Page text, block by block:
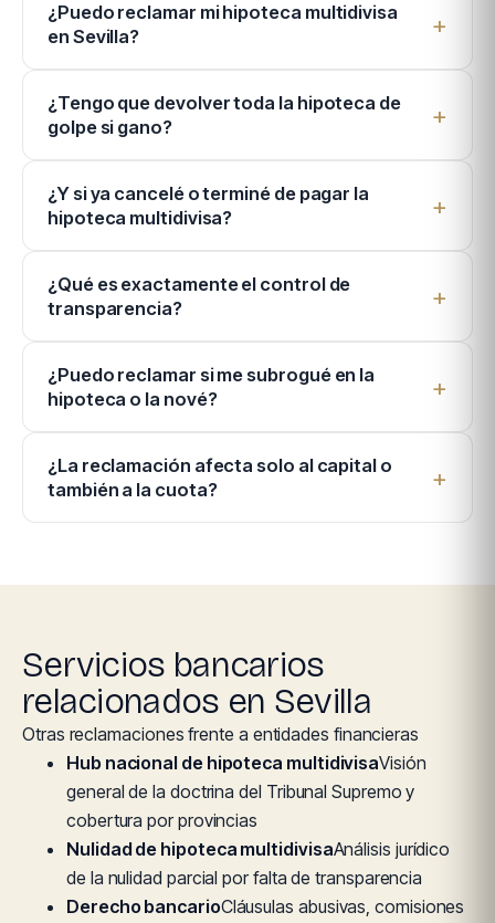
¿Puedo reclamar mi hipoteca multidivisa
en Sevilla?
¿Tengo que devolver toda la hipoteca de
golpe si gano?
¿Y si ya cancelé o terminé de pagar la
hipoteca multidivisa?
¿Qué es exactamente el control de
transparencia?
¿Puedo reclamar si me subrogué en la
hipoteca o la nové?
¿La reclamación afecta solo al capital o
también a la cuota?
Servicios bancarios
relacionados en Sevilla
Otras reclamaciones frente a entidades financieras
Hub nacional de hipoteca multidivisaVisión
general de la doctrina del Tribunal Supremo y
cobertura por provincias
Nulidad de hipoteca multidivisaAnálisis jurídico
de la nulidad parcial por falta de transparencia
Derecho bancarioCláusulas abusivas, comisiones